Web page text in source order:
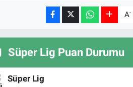
A-
Süper Lig Puan Durumu
Süper Lig